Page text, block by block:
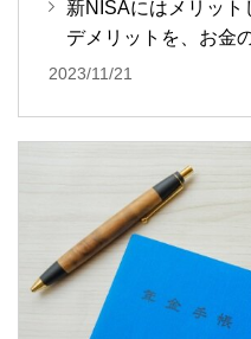
新NISAにはメリット
デメリットを、お金
2023/11/21